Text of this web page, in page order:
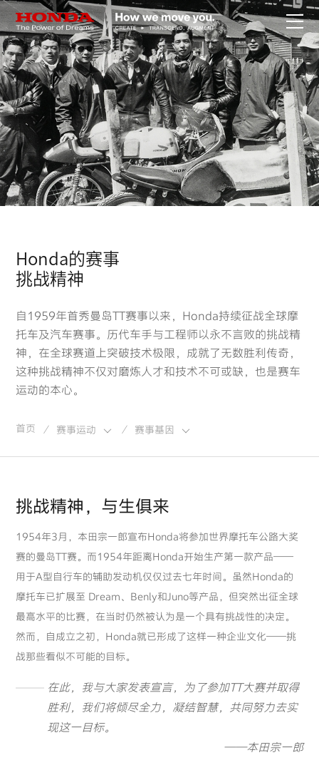
关于Honda
Honda纯电
全领域产品
技术创新
新闻资讯
Honda的赛事
挑战精神
自1959年首秀曼岛TT赛事以来，Honda持续征战全球摩
托车及汽车赛事。历代车手与工程师以永不言败的挑战精
神，在全球赛道上突破技术极限，成就了无数胜利传奇，
这种挑战精神不仅对磨炼人才和技术不可或缺，也是赛车
运动的本心。
首页 / 赛事运动 / 赛事基因
挑战精神，与生俱来
1954年3月，本田宗一郎宣布Honda将参加世界摩托车公路大奖
赛的曼岛TT赛。而1954年距离Honda开始生产第一款产品——
用于A型自行车的辅助发动机仅仅过去七年时间。虽然Honda的
摩托车已扩展至 Dream、Benly和Juno等产品，但突然出征全球
最高水平的比赛，在当时仍然被认为是一个具有挑战性的决定。
然而，自成立之初，Honda就已形成了这样一种企业文化——挑
战那些看似不可能的目标。
在此，我与大家发表宣言，为了参加TT大赛并取得
胜利，我们将倾尽全力，凝结智慧，共同努力去实
现这一目标。
——本田宗一郎